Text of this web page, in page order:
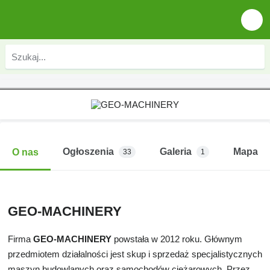
O nas Ogłoszenia 33 Galeria 1 Mapa
GEO-MACHINERY
Firma GEO-MACHINERY powstała w 2012 roku. Głównym
przedmiotem działalności jest skup i sprzedaż specjalistycznych